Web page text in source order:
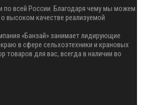
по всей России. Благодаря чему мы можем
высоком качестве реализуемой
«Банзай» занимает лидирующие
в сфере сельхозтехники и крановых
товаров для вас, всегда в наличии во